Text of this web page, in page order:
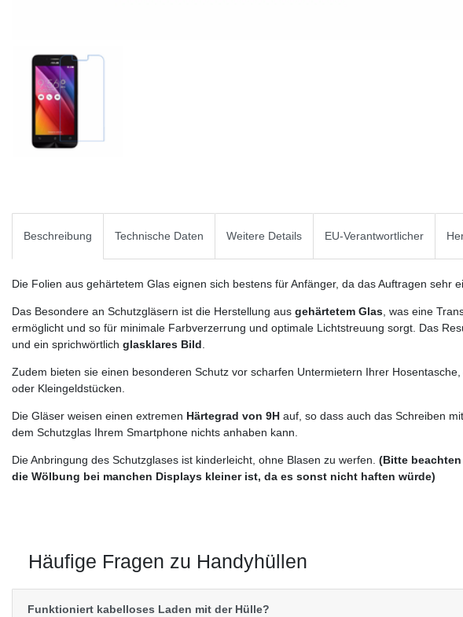
Beschreibung Technische Daten Weitere Details EU-Verantwortlicher
Die Folien aus gehärtetem Glas eignen sich bestens für Anfänger, da das Auftragen sehr
Das Besondere an Schutzgläsern ist die Herstellung aus gehärtetem Glas , was eine
ermöglicht und so für minimale Farbverzerrung und optimale Lichtstreuung sorgt. Das
und ein sprichwörtlich glasklares Bild
Zudem bieten sie einen besonderen Schutz vor scharfen Untermietern Ihrer
oder Kleingeldstücken.
Die Gläser weisen einen extremen Härtegrad von 9H auf, so dass auch das Schreiben
dem Schutzglas Ihrem Smartphone nichts anhaben kann.
Die Anbringung des Schutzglases ist kinderleicht, ohne Blasen zu werfen. (Bitte
die Wölbung bei manchen Displays kleiner ist, da es sonst nicht haften würde)
Häufige Fragen zu Handyhüllen
Funktioniert kabelloses Laden mit der Hülle?